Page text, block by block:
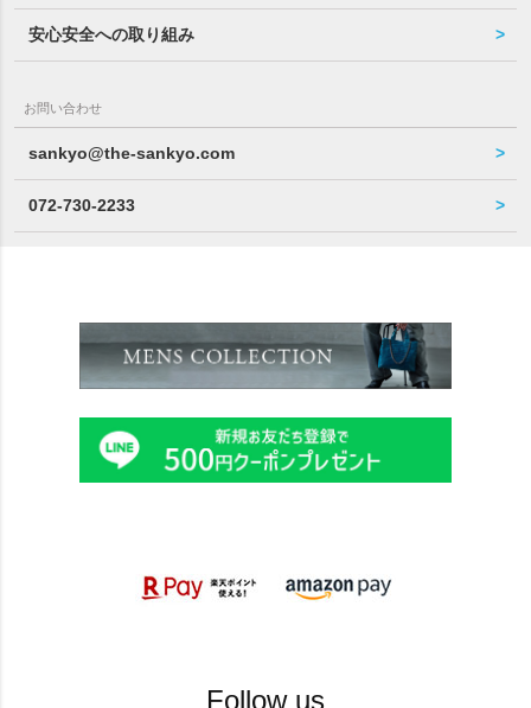
安心安全への取り組み
お問い合わせ
sankyo@the-sankyo.com
072-730-2233
Follow us